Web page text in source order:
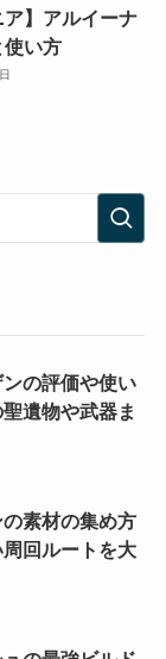
ア】アルイーナ
使い方
ンの評価や使い
遺物や武器ま
の素材の集め方
回ルートを大